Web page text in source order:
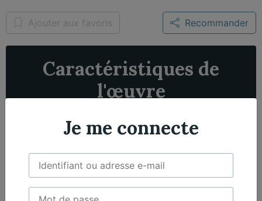
Ajouter aux favoris Recommander
Caractéristiques de
l'œuvre
VioloncelleJe me connecte